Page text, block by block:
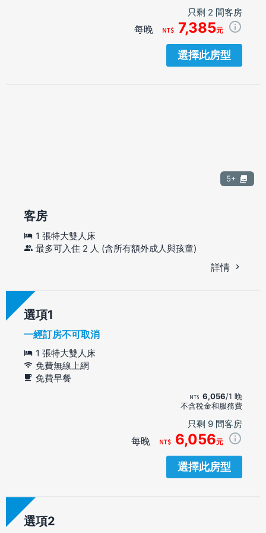
只剩 2 間客房
每晚 7,385元
選擇此房型
5+
客房
1 張特大雙人床
最多可入住 2 人 (含所有額外成人與孩童)
詳情
選項
一經訂房不可取消
1 張特大雙人床
免費無線上網
免費早餐
6,056/1 晚
不含稅金和服務費
只剩 9 間客房
每晚 6,056元
選擇此房型
選項